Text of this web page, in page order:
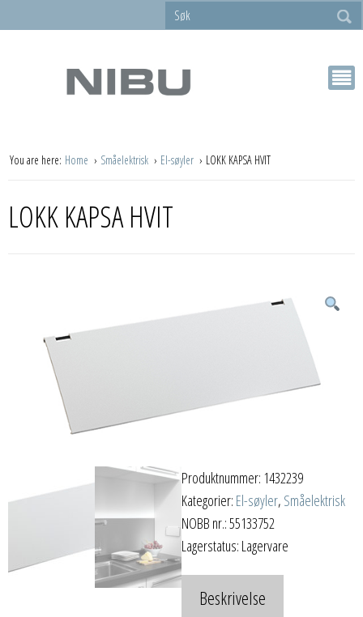
You are here: Home Småelektrisk El-søyler LOKK KAPSA HVIT
LOKK KAPSA HVIT
Produktnummer: 1432239
Kategorier: El-søyler, Småelektrisk
NOBB nr.: 55133752
Lagerstatus: Lagervare
Beskrivelse